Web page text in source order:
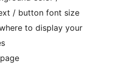
/ button font size
to display your